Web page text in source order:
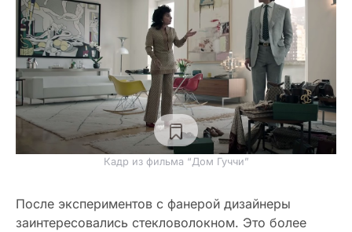
Кадр из фильма “Дом Гуччи”
После экспериментов с фанерой дизайнеры
заинтересовались стекловолокном. Это более